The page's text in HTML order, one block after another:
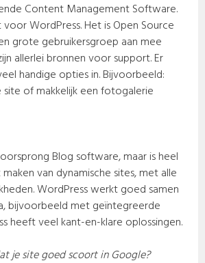
Content Management Software.
voor WordPress. Het is Open Source
grote gebruikersgroep aan mee
allerlei bronnen voor support. Er
handige opties in. Bijvoorbeeld:
site of makkelijk een fotogalerie
Blog software, maar is heel
van dynamische sites, met alle
WordPress werkt goed samen
bijvoorbeeld met geïntegreerde
heeft veel kant-en-klare oplossingen.
je site goed scoort in Google?